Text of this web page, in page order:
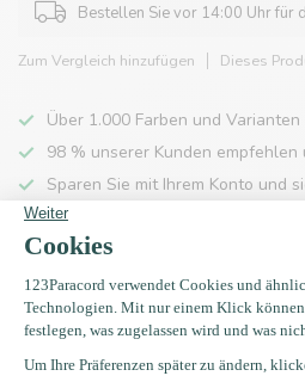
Bestellen Sie vor 14:00 Uhr für
Zum Vergleich hinzufügen Dieses
Über 1.000 Farben und Varianten
98 % unserer Kunden empfehlen
Sparen Sie mit Ihrem Konto und
Kostenlose Lieferung nach Hause
Produktbeschreibung
Eigenschaften